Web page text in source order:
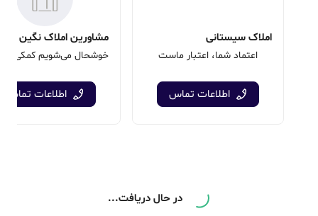
املاک سیستانی
اعتماد شما، اعتبار ماست
اطلاعات تماس
مشاورین املاک نگین
اطلاعات تماس
در حال دریافت...